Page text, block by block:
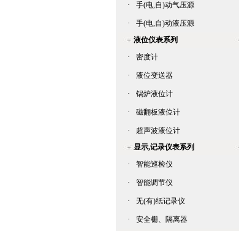
· 手(电,自)动气压源
·
手(电,自)动液压源
液位仪表系列
·
密度计
· 液位变送器
· 锅炉液位计
· 磁翻板液位计
·
超声波液位计
显示,记录仪表系列
·
智能巡检仪
· 智能调节仪
· 无(有)纸记录仪
·
安全栅、隔离器